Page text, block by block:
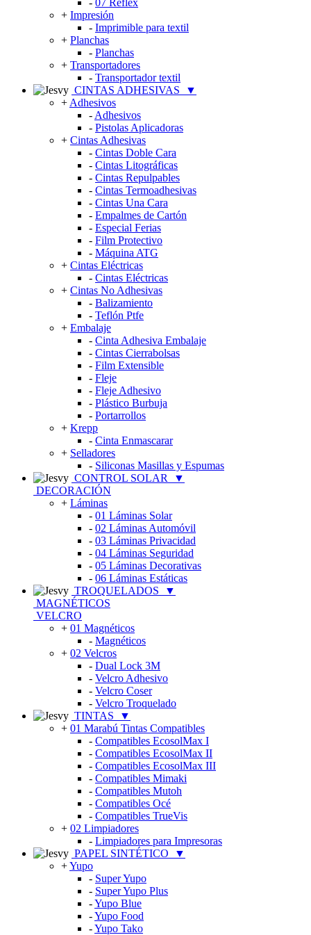
- 07 Reflex
+ Impresión
- Imprimible para textil
+ Planchas
- Planchas
+ Transportadores
- Transportador textil
CINTAS ADHESIVAS
▼
+ Adhesivos
- Adhesivos
- Pistolas Aplicadoras
+ Cintas Adhesivas
- Cintas Doble Cara
- Cintas Litográficas
- Cintas Repulpables
- Cintas Termoadhesivas
- Cintas Una Cara
- Empalmes de Cartón
- Especial Ferias
- Film Protectivo
- Máquina ATG
+ Cintas Eléctricas
- Cintas Eléctricas
+ Cintas No Adhesivas
- Balizamiento
- Teflón Ptfe
+ Embalaje
- Cinta Adhesiva Embalaje
- Cintas Cierrabolsas
- Film Extensible
- Fleje
- Fleje Adhesivo
- Plástico Burbuja
- Portarrollos
+ Krepp
- Cinta Enmascarar
+ Selladores
- Siliconas Masillas y Espumas
CONTROL SOLAR
▼
DECORACIÓN
+ Láminas
- 01 Láminas Solar
- 02 Láminas Automóvil
- 03 Láminas Privacidad
- 04 Láminas Seguridad
- 05 Láminas Decorativas
- 06 Láminas Estáticas
TROQUELADOS
▼
MAGNÉTICOS
VELCRO
+ 01 Magnéticos
- Magnéticos
+ 02 Velcros
- Dual Lock 3M
- Velcro Adhesivo
- Velcro Coser
- Velcro Troquelado
TINTAS
▼
+ 01 Marabú Tintas Compatibles
- Compatibles EcosolMax I
- Compatibles EcosolMax II
- Compatibles EcosolMax III
- Compatibles Mimaki
- Compatibles Mutoh
- Compatibles Océ
- Compatibles TrueVis
+ 02 Limpiadores
- Limpiadores para Impresoras
PAPEL SINTÉTICO
▼
+Yupo
- Super Yupo
- Super Yupo Plus
-Yupo Blue
-Yupo Food
-Yupo Tako